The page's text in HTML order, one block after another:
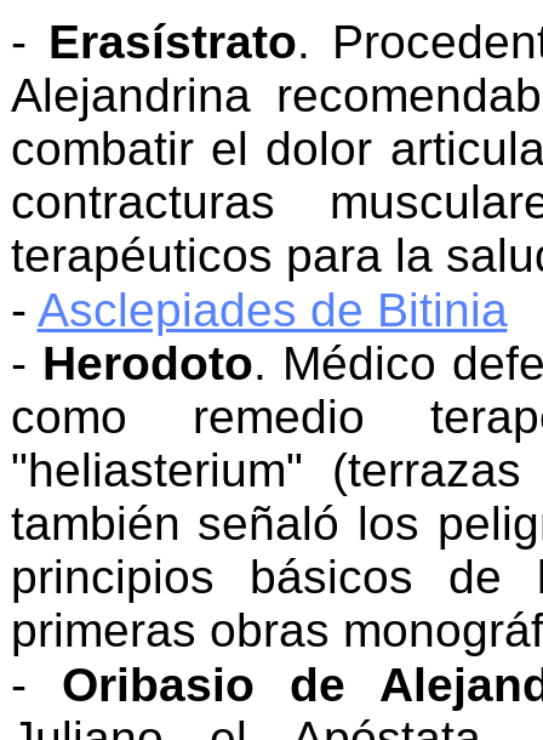
- Erasístrato.
Alejandrina
combatir el dolor
contracturas
terapéuticos para la
- Asclepiades de Bitinia
- Herodoto. Médico
como remedio
"heliasterium"
también señaló los
principios básicos
primeras obras
- Oribasio de